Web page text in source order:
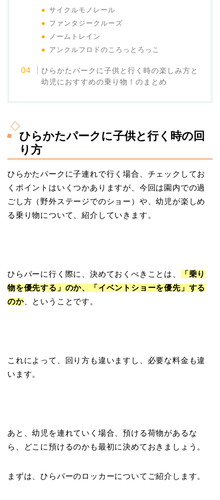
サイクルモノレール
ファンタジークルーズ
ノームトレイン
アンクルフロドのころっとろっこ
ひらかたパークに子供と行く時の楽しみ方と
幼児におすすめの乗り物！のまとめ
ひらかたパークに子供と行く時の回
り方
ひらかたパークに子連れで行く場合、チェックしてお
くポイントはいくつかありますが、今回は園内での過
ごし方（野外ステージでのショー）や、幼児が楽しめ
る乗り物について、紹介していきます。
ひらパーに行く際に、決めておくべきことは、
「乗り
物を優先する」のか、「イベントショーを優先」する
のか、ということです。
これによって、回り方も違いますし、必要な料金も違
います。
あと、幼児を連れていく場合、預ける荷物があるな
ら、どこに預けるのかも最初に決めておきましょう。
まずは、ひらパーのロッカーについてご紹介します。